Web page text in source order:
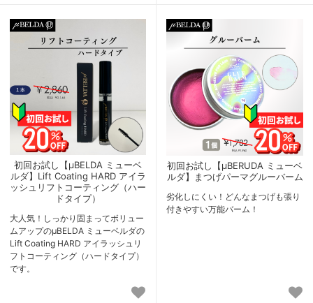
初回お試し【μBELDA ミューベ
ルダ】Lift Coating HARD アイラ
ッシュリフトコーティング（ハー
ドタイプ）
大人気！しっかり固まってボリュー
ムアップのμBELDA ミューベルダの
Lift Coating HARD アイラッシュリ
フトコーティング（ハードタイプ）
です。
初回お試し【μBERUDA ミューベ
ルダ】まつげパーマグルーバーム
劣化しにくい！どんなまつげも張り
付きやすい万能バーム！